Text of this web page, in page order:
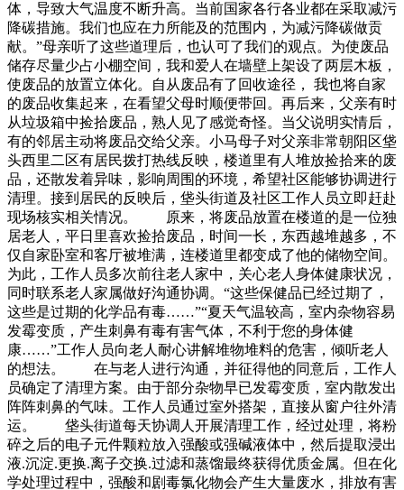
体，导致大气温度不断升高。当前国家各行各业都在采取减污
降碳措施。我们也应在力所能及的范围内，为减污降碳做贡
献。”母亲听了这些道理后，也认可了我们的观点。为使废品
储存尽量少占小棚空间，我和爱人在墙壁上架设了两层木板，
使废品的放置立体化。自从废品有了回收途径， 我也将自家
的废品收集起来，在看望父母时顺便带回。再后来，父亲有时
从垃圾箱中捡拾废品，熟人见了感觉奇怪。当父说明实情后，
有的邻居主动将废品交给父亲。小马母子对父亲非常朝阳区垡
头西里二区有居民拨打热线反映，楼道里有人堆放捡拾来的废
品，还散发着异味，影响周围的环境，希望社区能够协调进行
清理。接到居民的反映后，垡头街道及社区工作人员立即赶赴
现场核实相关情况。 原来，将废品放置在楼道的是一位独
居老人，平日里喜欢捡拾废品，时间一长，东西越堆越多，不
仅自家卧室和客厅被堆满，连楼道里都变成了他的储物空间。
为此，工作人员多次前往老人家中，关心老人身体健康状况，
同时联系老人家属做好沟通协调。“这些保健品已经过期了，
这些是过期的化学品有毒……”“夏天气温较高，室内杂物容易
发霉变质，产生刺鼻有毒有害气体，不利于您的身体健
康……”工作人员向老人耐心讲解堆物堆料的危害，倾听老人
的想法。 在与老人进行沟通，并征得他的同意后，工作人
员确定了清理方案。由于部分杂物早已发霉变质，室内散发出
阵阵刺鼻的气味。工作人员通过室外搭架，直接从窗户往外清
运。 垡头街道每天协调人开展清理工作，经过处理，将粉
碎之后的电子元件颗粒放入强酸或强碱液体中，然后提取浸出
液.沉淀.更换.离子交换.过滤和蒸馏最终获得优质金属。但在化
学处理过程中，强酸和剧毒氯化物会产生大量废水，排放有害